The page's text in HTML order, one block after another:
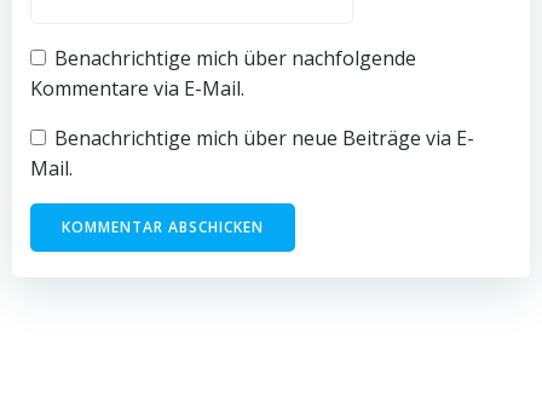
Benachrichtige mich über nachfolgende
Kommentare via E-Mail.
Benachrichtige mich über neue Beiträge via E-
Mail.